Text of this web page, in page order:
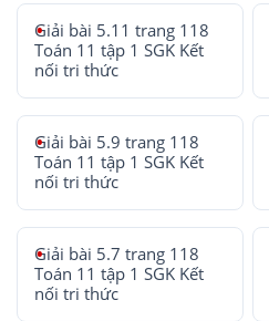
Giải bài 5.11 trang 118
Toán 11 tập 1 SGK Kết
nối tri thức
Giải bài 5.9 trang 118
Toán 11 tập 1 SGK Kết
nối tri thức
Giải bài 5.7 trang 118
Toán 11 tập 1 SGK Kết
nối tri thức